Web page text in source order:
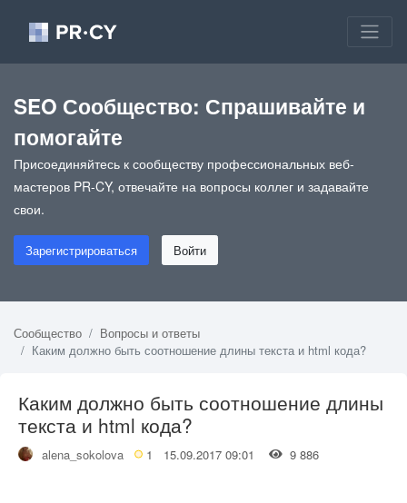
SEO Сообщество: Спрашивайте и
помогайте
Присоединяйтесь к сообществу профессиональных веб-
мастеров PR-CY, отвечайте на вопросы коллег и задавайте
свои.
Зарегистрироваться Войти
Сообщество
Вопросы и ответы
Каким должно быть соотношение длины текста и html кода?
Каким должно быть соотношение длины
текста и html кода?
alena_sokolova 1 15.09.2017 09:01 9 886